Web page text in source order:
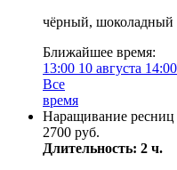
чёрный, шоколадный
Ближайшее время:
13:00 10 августа 14:00
Все
время
Наращивание ресниц
2700 руб.
Длительность: 2 ч.